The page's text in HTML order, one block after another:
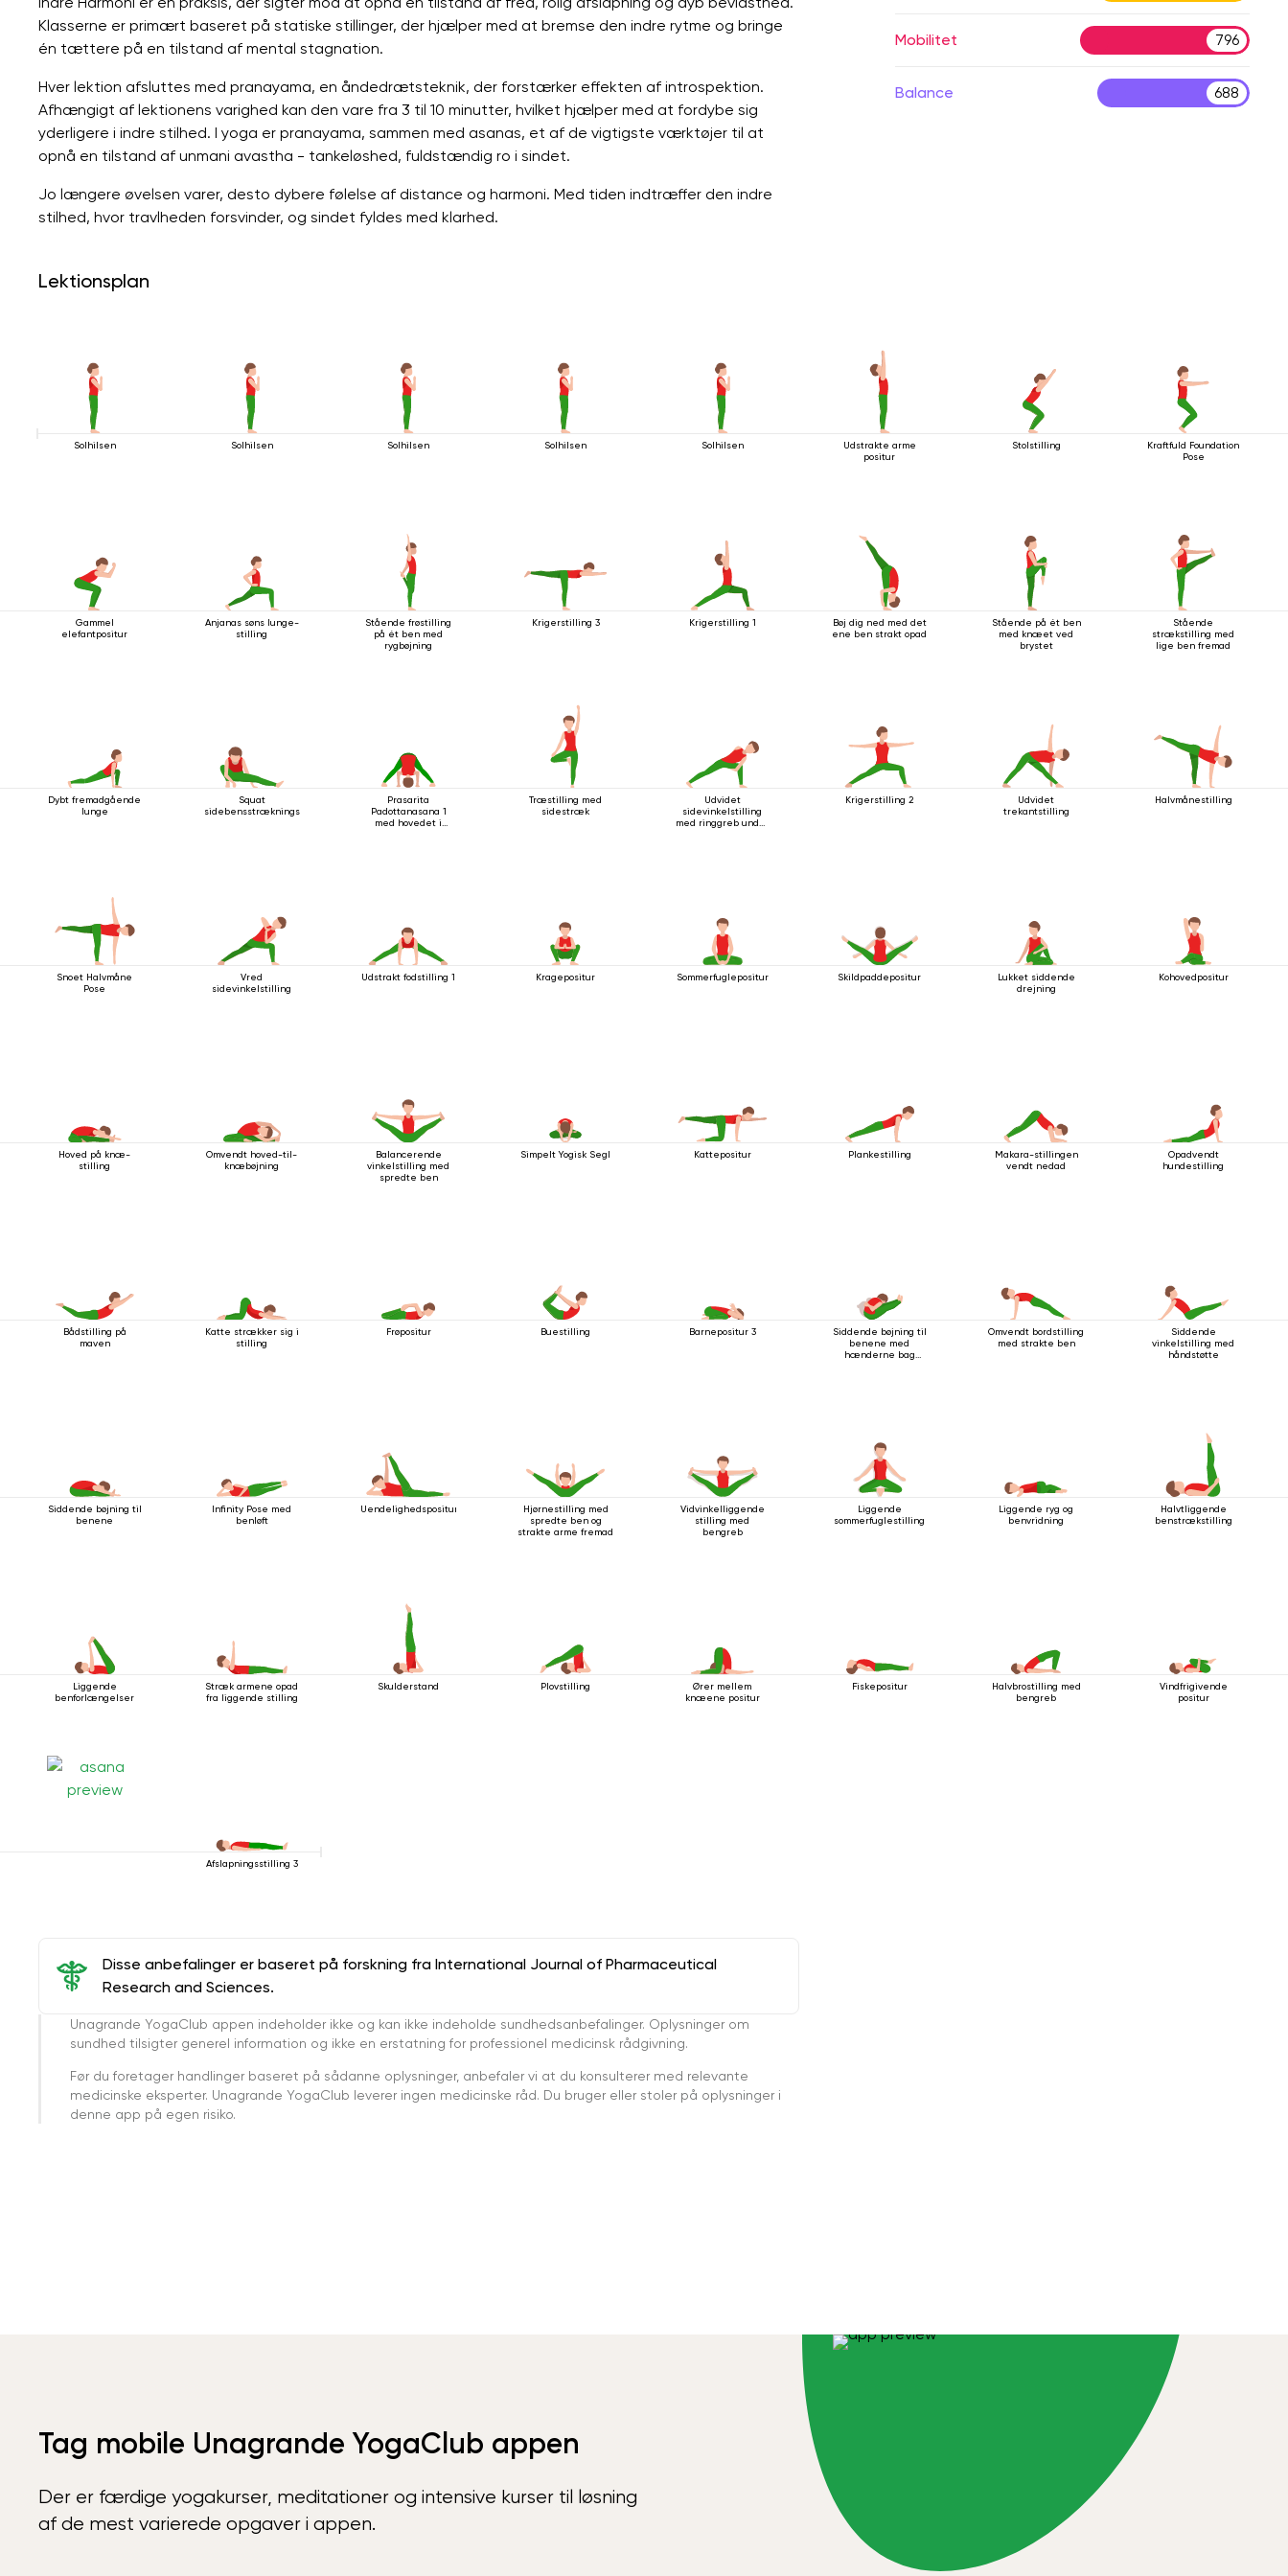
Klasserne er primært baseret på statiske stillinger, der hjælper med at bremse den indre rytme og bringe
én tættere på en tilstand af mental stagnation.
Hver lektion afsluttes med pranayama, en åndedrætsteknik, der forstærker effekten af ​​introspektion.
Afhængigt af lektionens varighed kan den vare fra 3 til 10 minutter, hvilket hjælper med at fordybe sig
yderligere i indre stilhed. I yoga er pranayama, sammen med asanas, et af de vigtigste værktøjer til at
opnå en tilstand af unmani avastha - tankeløshed, fuldstændig ro i sindet.
Jo længere øvelsen varer, desto dybere følelse af distance og harmoni. Med tiden indtræffer den indre
stilhed, hvor travlheden forsvinder, og sindet fyldes med klarhed.
Mobilitet 796
Balance 688
Lektionsplan
Solhilsen Solhilsen Solhilsen Solhilsen Solhilsen
Udstrakte arme
positur
Stolstilling
Kraftfuld Foundation
Pose
Gammel
elefantpositur
Anjanas søns lunge-
stilling
Stående frøstilling
på ét ben med
rygbøjning
Krigerstilling 3 Krigerstilling 1
Bøj dig ned med det
ene ben strakt opad
Stående på ét ben
med knæet ved
brystet
Stående
strækstilling med
lige ben fremad
Dybt fremadgående
lunge
Squat
sidebensstrækningsstilling
Prasarita
Padottanasana 1
med hovedet i
Træstilling med
sidestræk
Udvidet
sidevinkelstilling
med ringgreb under
Krigerstilling 2
Udvidet
trekantstilling
Halvmånestilling
Snoet Halvmåne
Pose
Vred
sidevinkelstilling
Udstrakt fodstilling 1 Kragepositur Sommerfuglepositur Skildpaddepositur
Lukket siddende
drejning
Kohovedpositur
Hoved på knæ-
stilling
Omvendt hoved-til-
knæbøjning
Balancerende
vinkelstilling med
spredte ben
Simpelt Yogisk Segl Kattepositur Plankestilling
Makara-stillingen
vendt nedad
Opadvendt
hundestilling
Bådstilling på
maven
Katte strækker sig i
stilling
Frøpositur Buestilling Barnepositur 3
Siddende bøjning til
benene med
hænderne bag
Omvendt bordstilling
med strakte ben
Siddende
vinkelstilling med
håndstøtte
Siddende bøjning til
benene
Infinity Pose med
benløft
Uendelighedspositur
Hjørnestilling med
spredte ben og
strakte arme fremad
Vidvinkelliggende
stilling med
bengreb
Liggende
sommerfuglestilling
Liggende ryg og
benvridning
Halvtliggende
benstrækstilling
Liggende
benforlængelser
Stræk armene opad
fra liggende stilling
Skulderstand Plovstilling
Ører mellem
knæene positur
Fiskepositur
Halvbrostilling med
bengreb
Vindfrigivende
positur
Afslapningsstilling 3
Disse anbefalinger er baseret på forskning fra International Journal of Pharmaceutical
Research and Sciences.
Unagrande YogaClub appen indeholder ikke og kan ikke indeholde sundhedsanbefalinger. Oplysninger om
sundhed tilsigter generel information og ikke en erstatning for professionel medicinsk rådgivning.
Før du foretager handlinger baseret på sådanne oplysninger, anbefaler vi at du konsulterer med relevante
medicinske eksperter. Unagrande YogaClub leverer ingen medicinske råd. Du bruger eller stoler på oplysninger i
denne app på egen risiko.
Tag mobile Unagrande YogaClub appen
Der er færdige yogakurser, meditationer og intensive kurser til løsning
af de mest varierede opgaver i appen.